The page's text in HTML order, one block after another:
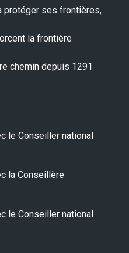
protéger ses frontières,
la frontière
chemin depuis 1291
le Conseiller national
la Conseillère
le Conseiller national